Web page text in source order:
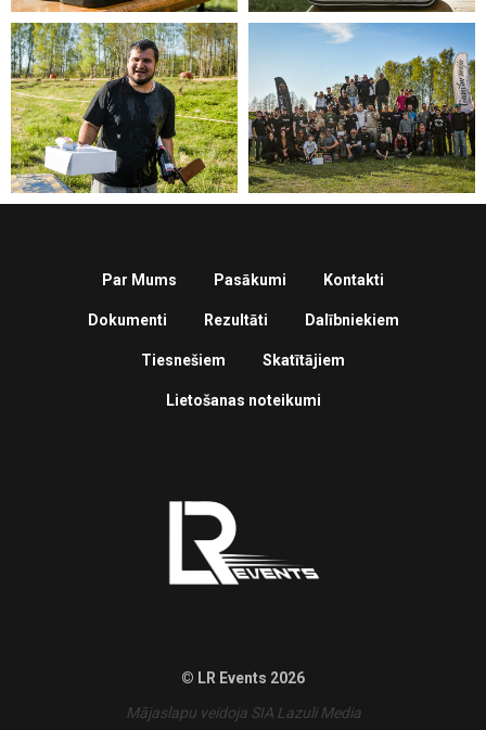
Par Mums Pasākumi Kontakti
Dokumenti Rezultāti Dalībniekiem
Tiesnešiem Skatītājiem
Lietošanas noteikumi
© LR Events 2026
Mājaslapu veidoja SIA Lazuli Media